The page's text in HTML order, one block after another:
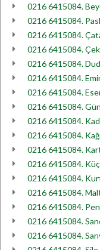
0216 6415084.
0216 6415084.
0216 6415084.
0216 6415084.
0216 6415084.
0216 6415084.
0216 6415084.
0216 6415084.
0216 6415084.
0216 6415084.
0216 6415084.
0216 6415084.
0216 6415084.
0216 6415084.
0216 6415084.
0216 6415084.
0216 6415084.